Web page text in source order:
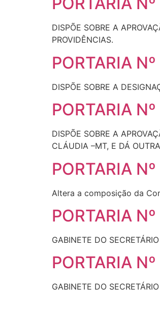
DISPÕE SOBRE A
PROVIDÊNCIAS.
PORTARIA
DISPÕE SOBRE A
PORTARIA
DISPÕE SOBRE A
CLÁUDIA –MT, E DÁ
PORTARIA
Altera a composição da
PORTARIA
GABINETE DO
PORTARIA
GABINETE DO